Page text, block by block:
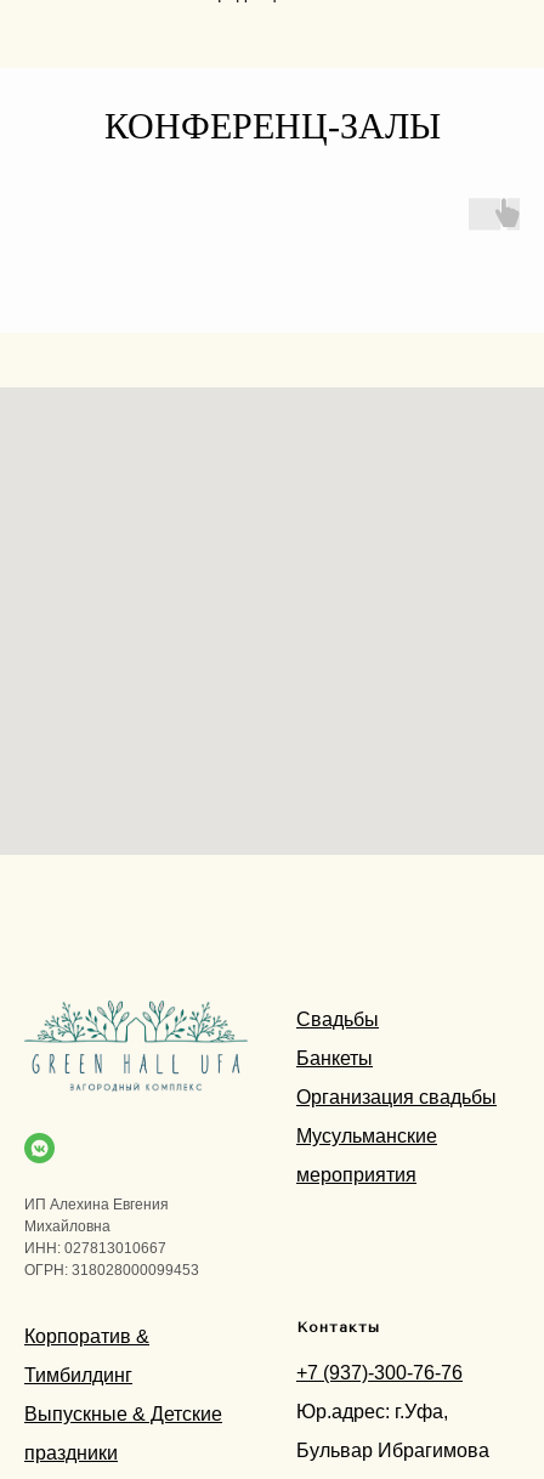
КОНФЕРЕНЦ-ЗАЛЫ
ИП Алехина Евгения
Михайловна
ИНН: 027813010667
ОГРН: 318028000099453
Свадьбы
Банкеты
Организация свадьбы
Мусульманские
мероприятия
Корпоратив &
Тимбилдинг
Выпускные & Детские
праздники
Контакты
+7 (937)-300-76-76
Юр.адрес: г.Уфа,
Бульвар Ибрагимова